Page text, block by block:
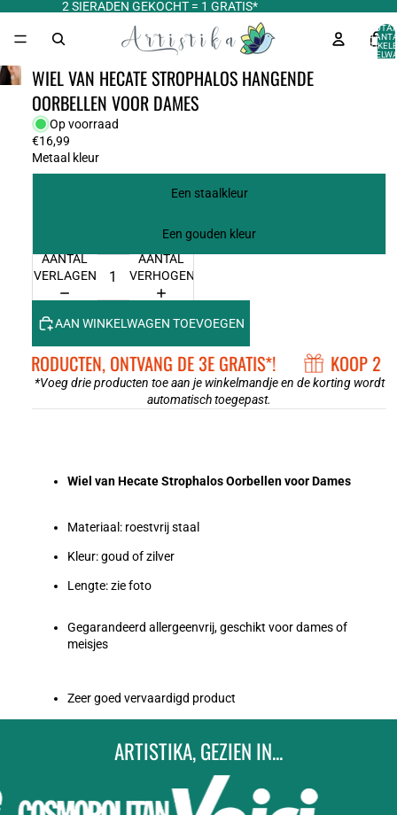
2 SIERADEN GEKOCHT = 1 GRATIS*
WIEL VAN HECATE STROPHALOS HANGENDE
OORBELLEN VOOR DAMES
Op voorraad
€16,99
Metaal kleur
Een staalkleur
Een gouden kleur
AANTAL
VERLAGEN
AANTAL
VERHOGEN
AAN WINKELWAGEN TOEVOEGEN
PRODUCTEN, ONTVANG DE 3E GRATIS*! KOOP 2
*Voeg drie producten toe aan je winkelmandje en de korting wordt
automatisch toegepast.
Wiel van Hecate Strophalos Oorbellen voor Dames
Materiaal: roestvrij staal
Kleur: goud of zilver
Lengte: zie foto
Gegarandeerd allergeenvrij, geschikt voor dames of
meisjes
Zeer goed vervaardigd product
ARTISTIKA, GEZIEN IN...